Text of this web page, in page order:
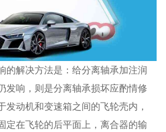
的解决方法是：给分离轴承加注润
发响，则是分离轴承损坏应酌情修
发动机和变速箱之间的飞轮壳内，
定在飞轮的后平面上，离合器的输